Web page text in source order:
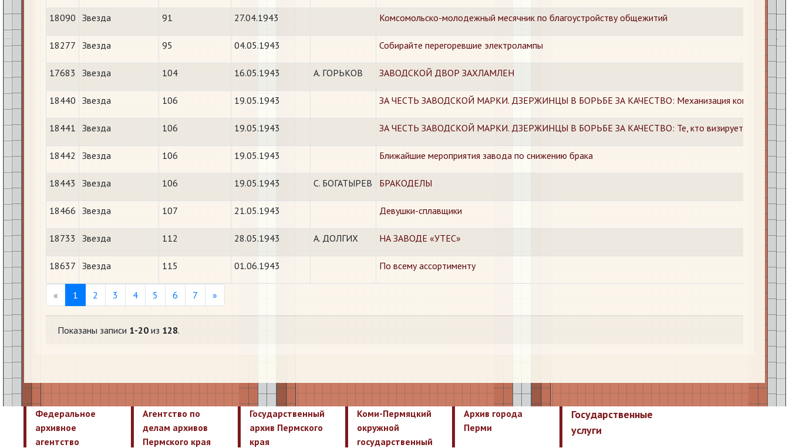
18090 Звезда 91 27.04.1943 ​Комсомольско-молодежный месячник по благоустройству общежитий
18277 Звезда 95 04.05.1943 ​Собирайте перегоревшие электролампы
17683 Звезда 104 16.05.1943 А. ГОРЬКОВ ЗАВОДСКОЙ ДВОР ЗАХЛАМЛЕН
18440 Звезда 106 19.05.1943 ЗА ЧЕСТЬ ЗАВОДСКОЙ МАРКИ. ДЗЕРЖИНЦЫ В БОРЬБЕ ЗА КАЧЕСТВО: Механизация контроля
18441 Звезда 106 19.05.1943 ЗА ЧЕСТЬ ЗАВОДСКОЙ МАРКИ. ДЗЕРЖИНЦЫ В БОРЬБЕ ЗА КАЧЕСТВО: Те, кто визирует качество
18442 Звезда 106 19.05.1943 ​Ближайшие мероприятия завода по снижению брака
18443 Звезда 106 19.05.1943 С. БОГАТЫРЕВ БРАКОДЕЛЫ
18466 Звезда 107 21.05.1943 ​Девушки-сплавщики
18733 Звезда 112 28.05.1943 А. ДОЛГИХ ​НА ЗАВОДЕ «УТЕС»
18637 Звезда 115 01.06.1943 ​По всему ассортименту
« Previous
1 2 3 4 5 6 7 »
Показаны записи 1-20 из 128.
Федеральное
архивное
агентство
Агентство по
делам архивов
Пермского края
Государственный
архив Пермского
края
Коми-Пермяцкий
окружной
государственный
Архив города
Перми
Государственные
услуги